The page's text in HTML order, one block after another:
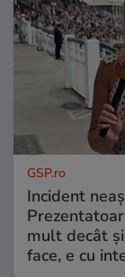
GSP.ro
Incident
mult decât
face, e cu